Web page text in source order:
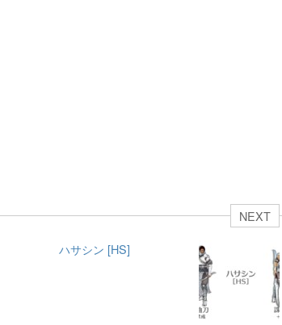
NEXT
ハサシン [HS]